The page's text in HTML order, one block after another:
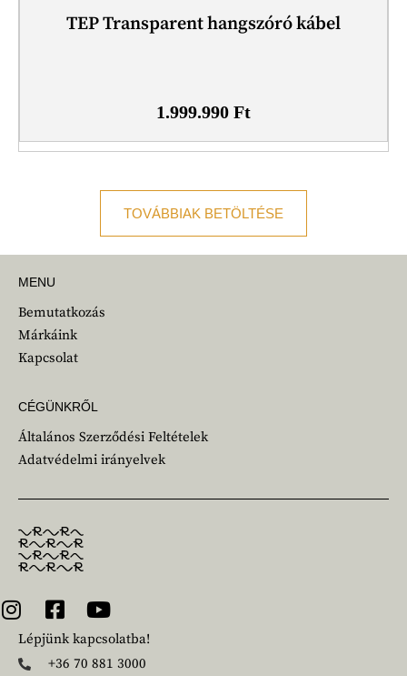
TEP Transparent hangszóró kábel
1.999.990 Ft
TOVÁBBIAK BETÖLTÉSE
MENU
Bemutatkozás
Márkáink
Kapcsolat
CÉGÜNKRŐL
Általános Szerződési Feltételek
Adatvédelmi irányelvek
Lépjünk kapcsolatba!
+36 70 881 3000